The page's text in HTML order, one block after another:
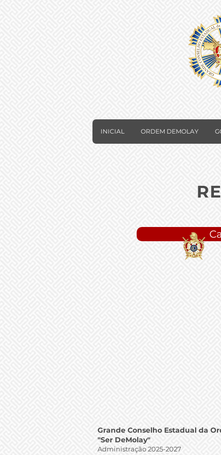
INICIAL ORDEM DEMOLAY
Grande Conselho Estadual da
"Ser DeMolay"
Administração 2025-2027